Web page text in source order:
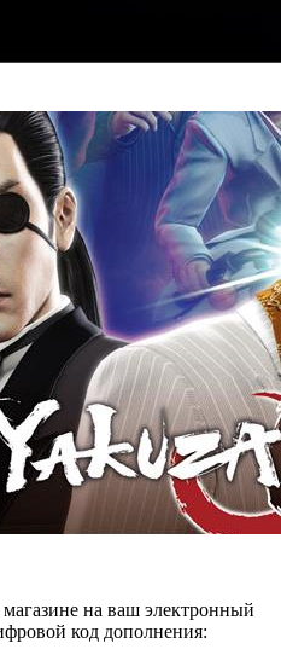
на ваш электронный
код дополнения: